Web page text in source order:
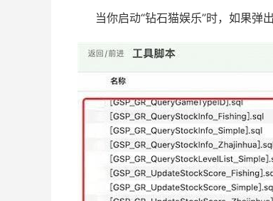
当你启动“钻石猫娱乐”时，如果弹